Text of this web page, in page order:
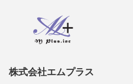
株式会社エムプラス